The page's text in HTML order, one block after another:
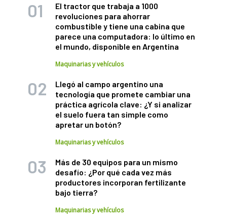
El tractor que trabaja a 1000
revoluciones para ahorrar
combustible y tiene una cabina que
parece una computadora: lo último en
el mundo, disponible en Argentina
Maquinarias y vehículos
Llegó al campo argentino una
tecnología que promete cambiar una
práctica agrícola clave: ¿Y si analizar
el suelo fuera tan simple como
apretar un botón?
Maquinarias y vehículos
Más de 30 equipos para un mismo
desafío: ¿Por qué cada vez más
productores incorporan fertilizante
bajo tierra?
Maquinarias y vehículos